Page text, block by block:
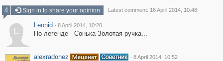
4
Sign in to share your opinion Latest comment: 16 April 2014, 10:48
L
Leonid · 8 April 2014, 10:20
По легенде - Сонька-Золотая ручка...
alexradonez · 8 April 2014, 10:52